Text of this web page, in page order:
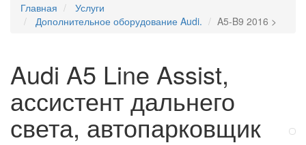
Главная
Услуги
Дополнительное оборудование Audi.
A5-B9 2016 >
Audi A5 Line Assist,
ассистент дальнего
света, автопарковщик